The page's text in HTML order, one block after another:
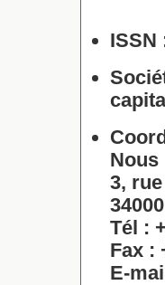
ISSN
Nous
3,
Tél :
Fax :
E-